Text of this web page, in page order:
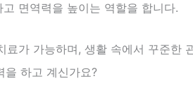
면역력을 높이는 역할을 합니다.
료가 가능하며, 생활 속에서 꾸준한
을 하고 계신가요?